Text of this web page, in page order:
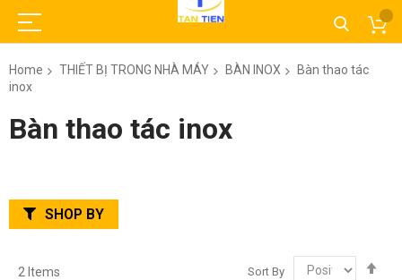
Home THIẾT BỊ TRONG NHÀ MÁY BÀN INOX
Bàn thao tác
inox
Bàn thao tác inox
2 Items Sort By
SHOP BY